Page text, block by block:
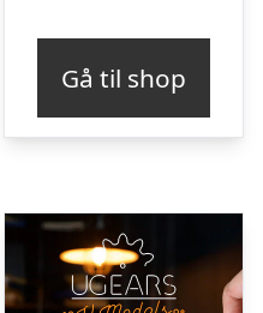
Gå til shop